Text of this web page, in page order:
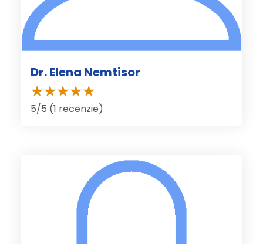
Dr. Elena Nemtisor
5/5 (1 recenzie)